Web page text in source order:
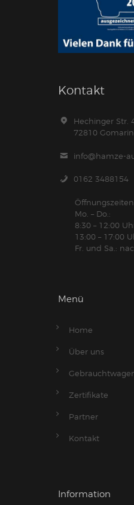
Kontakt
Hechinger Str.
72810
info@hamze-
0162 3488154
Mo. – Do.:
8:30 – 12:00
13:00 – 17:00
Fr. und Sa.:
Menü
Home
Über uns
Zertifikate
Partner
Kontakt
Information